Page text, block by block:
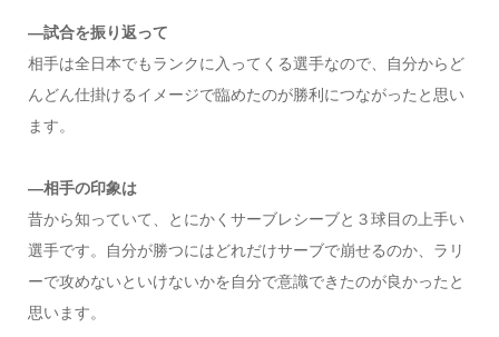
―試合を振り返って
相手は全日本でもランクに入ってくる選手なので、自分からど
んどん仕掛けるイメージで臨めたのが勝利につながったと思い
ます。
―相手の印象は
昔から知っていて、とにかくサーブレシーブと３球目の上手い
選手です。自分が勝つにはどれだけサーブで崩せるのか、ラリ
ーで攻めないといけないかを自分で意識できたのが良かったと
思います。